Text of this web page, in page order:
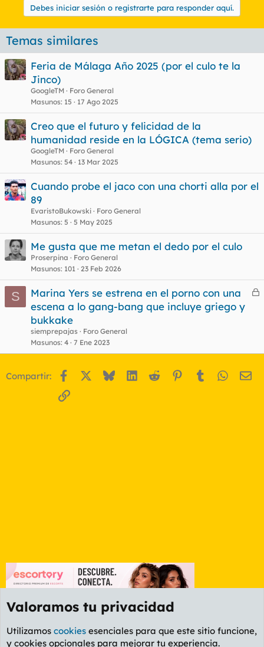
Debes iniciar sesión o registrarte para responder aquí.
Temas similares
Feria de Málaga Año 2025 (por el culo te la
Jinco)
GoogleTM
Foro General
Masunos 15 17 Ago 2025
Creo que el futuro y felicidad de la
humanidad reside en la LÓGICA (tema serio)
GoogleTM
Foro General
Masunos 54 13 Mar 2025
Cuando probe el jaco con una chorti alla por el
89
EvaristoBukowski
Foro General
Masunos 5 5 May 2025
Me gusta que me metan el dedo por el culo
Proserpina
Foro General
Masunos 101 23 Feb 2026
S
C
d
Marina Yers se estrena en el porno con una
escena a lo gang-bang que incluye griego y
bukkake
siemprepajas
Foro General
Masunos 4 7 Ene 2023
Compartir: Facebook BlueskyLinkedIn
Reddit Pinterest
Tumblr
Enlace
Foro General
Valoramos tu privacidad
Utilizamos cookies esenciales para que este sitio funcione,
y cookies opcionales para mejorar tu experiencia.